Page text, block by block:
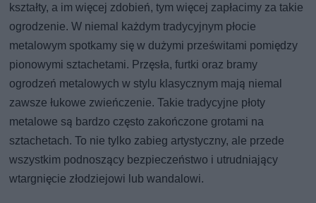
kształty, a im więcej zdobień, tym więcej zapłacimy za takie
ogrodzenie. W niemal każdym tradycyjnym płocie
metalowym spotkamy się w dużymi prześwitami pomiędzy
pionowymi sztachetami. Przęsła, furtki oraz bramy
ogrodzeń metalowych w stylu klasycznym mają niemal
zawsze łukowe zwieńczenie. Takie tradycyjne płoty
metalowe są bardzo często zakończone grotami na
sztachetach. To nie tylko zabieg artystyczny, ale przede
wszystkim podnoszący bezpieczeństwo i utrudniający
wtargnięcie złodziejowi lub wandalowi.